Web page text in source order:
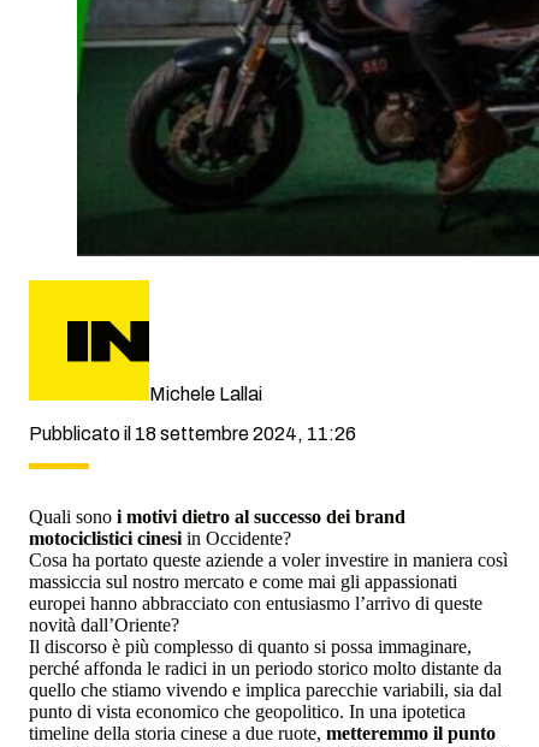
Michele Lallai
Pubblicato il 18 settembre 2024, 11:26
Quali sono i motivi dietro al successo dei brand
motociclistici cinesi in Occidente?
Cosa ha portato queste aziende a voler investire in maniera così
massiccia sul nostro mercato e come mai gli appassionati
europei hanno abbracciato con entusiasmo l’arrivo di queste
novità dall’Oriente?
Il discorso è più complesso di quanto si possa immaginare,
perché affonda le radici in un periodo storico molto distante da
quello che stiamo vivendo e implica parecchie variabili, sia dal
punto di vista economico che geopolitico. In una ipotetica
timeline della storia cinese a due ruote, metteremmo il punto